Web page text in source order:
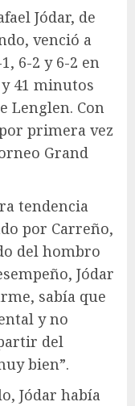
Jódar, de
venció a
6-2 y 6-2 en
41 minutos
Lenglen. Con
primera vez
Grand
tendencia
por Carreño,
del hombro
Jódar
sabía que
y no
del
bien”.
Jódar había